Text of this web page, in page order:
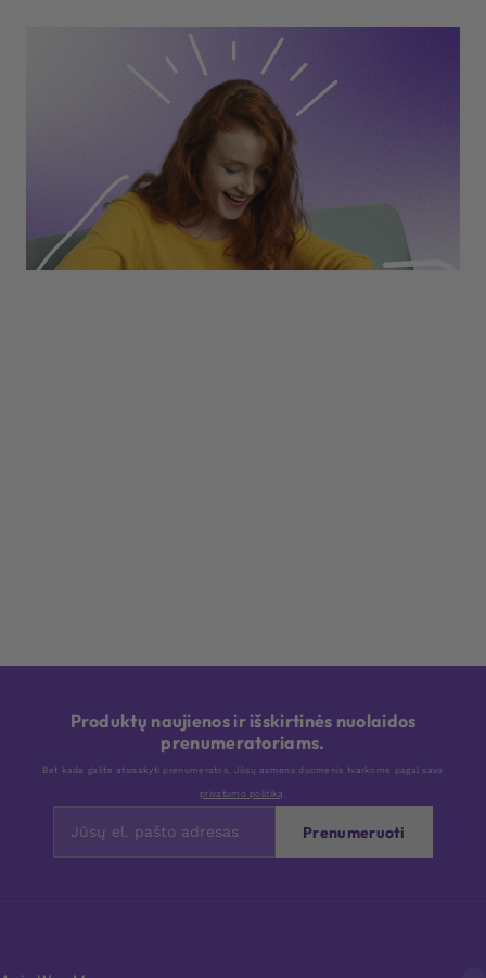
Produktų naujienos ir išskirtinės nuolaidos
prenumeratoriams.
Bet kada galite atsisakyti prenumeratos. Jūsų asmens duomenis tvarkome pagal savo
privatumo politiką .
Prenumeruoti